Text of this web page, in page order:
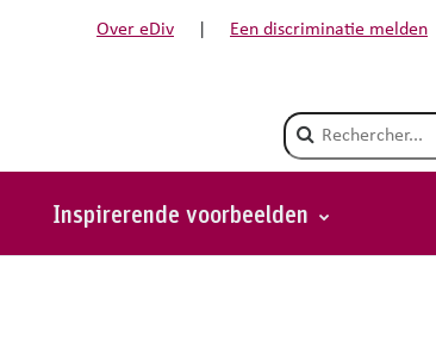
Over eDiv
Een discriminatie melden
Champ de recherche
Inspirerende voorbeelden